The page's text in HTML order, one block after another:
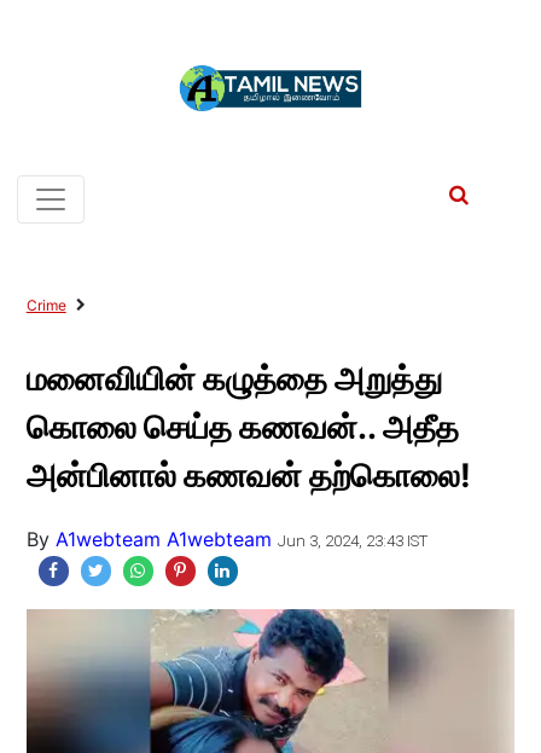
Crime
மனைவியின் கழுத்தை அறுத்து
கொலை செய்த கணவன்.. அதீத
அன்பினால் கணவன் தற்கொலை!
By A1webteam A1webteam Jun 3, 2024, 23:43 IST